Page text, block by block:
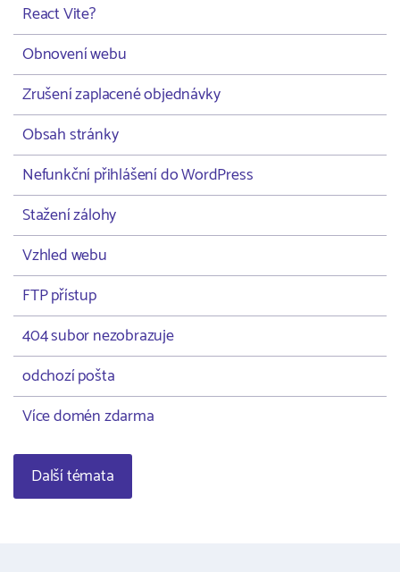
React Vite?
Obnovení webu
Zrušení zaplacené objednávky
Obsah stránky
Nefunkční přihlášení do WordPress
Stažení zálohy
Vzhled webu
FTP přístup
404 subor nezobrazuje
odchozí pošta
Více domén zdarma
Další témata